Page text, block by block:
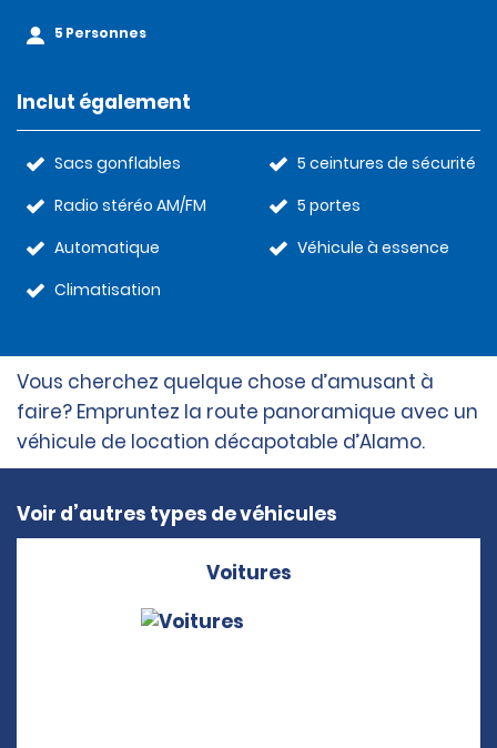
5 Personnes
Inclut également
Sacs gonflables
Radio stéréo AM/FM
Automatique
Climatisation
5 ceintures de sécurité
5 portes
Véhicule à essence
Vous cherchez quelque chose d’amusant à
faire? Empruntez la route panoramique avec un
véhicule de location décapotable d’Alamo.
Voir d’autres types de véhicules
Voitures